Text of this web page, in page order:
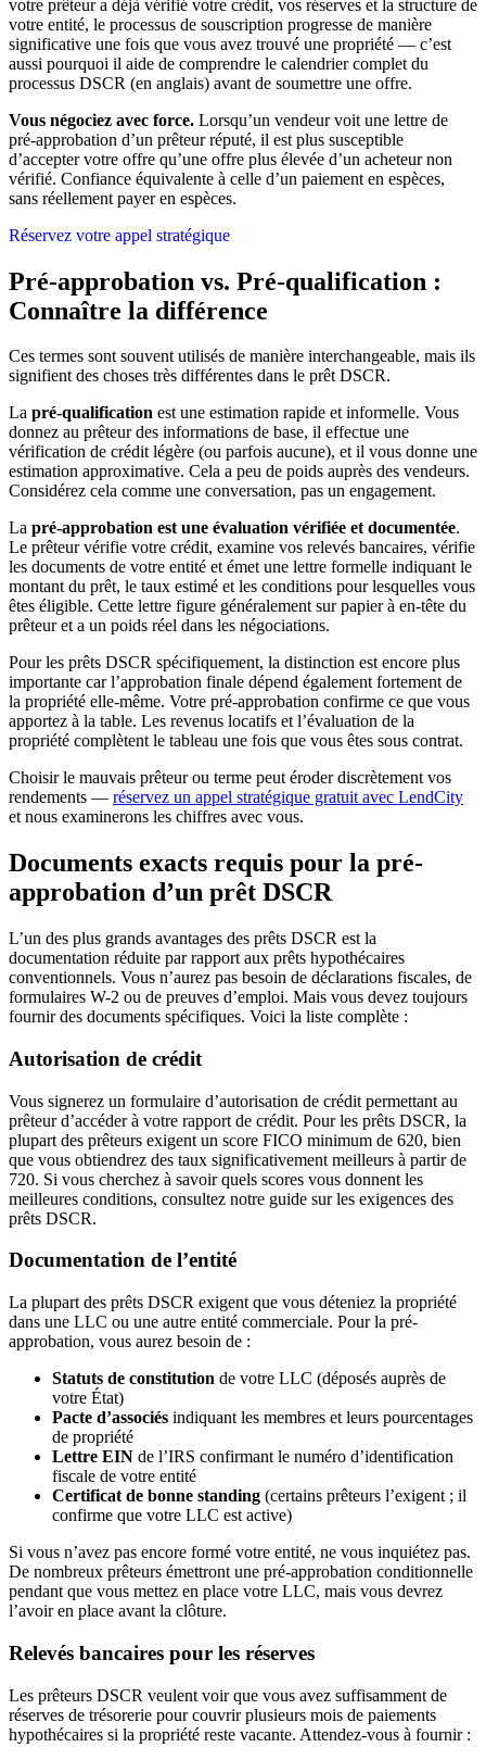
votre prêteur a déjà vérifié votre crédit, vos réserves et la structure de
votre entité, le processus de souscription progresse de manière
significative une fois que vous avez trouvé une propriété — c’est
aussi pourquoi il aide de comprendre le calendrier complet du
processus DSCR (en anglais) avant de soumettre une offre.
Vous négociez avec force. Lorsqu’un vendeur voit une lettre de
pré-approbation d’un prêteur réputé, il est plus susceptible
d’accepter votre offre qu’une offre plus élevée d’un acheteur non
vérifié. Confiance équivalente à celle d’un paiement en espèces,
sans réellement payer en espèces.
Réservez votre appel stratégique
Pré-approbation vs. Pré-qualification :
Connaître la différence
Ces termes sont souvent utilisés de manière interchangeable, mais ils
signifient des choses très différentes dans le prêt DSCR.
La pré-qualification est une estimation rapide et informelle. Vous
donnez au prêteur des informations de base, il effectue une
vérification de crédit légère (ou parfois aucune), et il vous donne une
estimation approximative. Cela a peu de poids auprès des vendeurs.
Considérez cela comme une conversation, pas un engagement.
La pré-approbation est une évaluation vérifiée et documentée.
Le prêteur vérifie votre crédit, examine vos relevés bancaires, vérifie
les documents de votre entité et émet une lettre formelle indiquant le
montant du prêt, le taux estimé et les conditions pour lesquelles vous
êtes éligible. Cette lettre figure généralement sur papier à en-tête du
prêteur et a un poids réel dans les négociations.
Pour les prêts DSCR spécifiquement, la distinction est encore plus
importante car l’approbation finale dépend également fortement de
la propriété elle-même. Votre pré-approbation confirme ce que vous
apportez à la table. Les revenus locatifs et l’évaluation de la
propriété complètent le tableau une fois que vous êtes sous contrat.
Choisir le mauvais prêteur ou terme peut éroder discrètement vos
rendements — réservez un appel stratégique gratuit avec LendCity
et nous examinerons les chiffres avec vous.
Documents exacts requis pour la pré-
approbation d’un prêt DSCR
L’un des plus grands avantages des prêts DSCR est la
documentation réduite par rapport aux prêts hypothécaires
conventionnels. Vous n’aurez pas besoin de déclarations fiscales, de
formulaires W-2 ou de preuves d’emploi. Mais vous devez toujours
fournir des documents spécifiques. Voici la liste complète :
Autorisation de crédit
Vous signerez un formulaire d’autorisation de crédit permettant au
prêteur d’accéder à votre rapport de crédit. Pour les prêts DSCR, la
plupart des prêteurs exigent un score FICO minimum de 620, bien
que vous obtiendrez des taux significativement meilleurs à partir de
720. Si vous cherchez à savoir quels scores vous donnent les
meilleures conditions, consultez notre guide sur les exigences des
prêts DSCR.
Documentation de l’entité
La plupart des prêts DSCR exigent que vous déteniez la propriété
dans une LLC ou une autre entité commerciale. Pour la pré-
approbation, vous aurez besoin de :
Statuts de constitution de votre LLC (déposés auprès de
votre État)
Pacte d’associés indiquant les membres et leurs pourcentages
de propriété
Lettre EIN de l’IRS confirmant le numéro d’identification
fiscale de votre entité
Certificat de bonne standing (certains prêteurs l’exigent ; il
confirme que votre LLC est active)
Si vous n’avez pas encore formé votre entité, ne vous inquiétez pas.
De nombreux prêteurs émettront une pré-approbation conditionnelle
pendant que vous mettez en place votre LLC, mais vous devrez
l’avoir en place avant la clôture.
Relevés bancaires pour les réserves
Les prêteurs DSCR veulent voir que vous avez suffisamment de
réserves de trésorerie pour couvrir plusieurs mois de paiements
hypothécaires si la propriété reste vacante. Attendez-vous à fournir :